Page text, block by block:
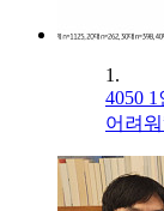
1.
4050 1
어려